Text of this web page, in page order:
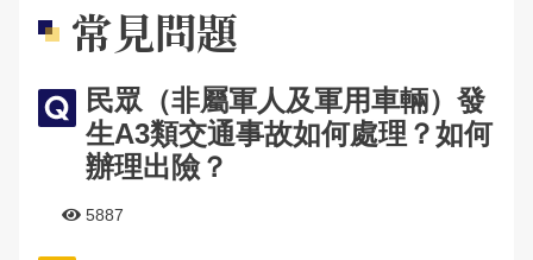
局長簡介
副局長簡介
歷任局長介紹
組織職掌
組織架構
業務職掌
所屬分局
聯絡方式
優良榮耀
警察故事館
各項宣導
活動訊息
人事公告
性侵高再犯公告
申辦服務
申辦資訊
線上申辦
常見問題
相關法規
統計資訊
主題宣導
犯罪預防專區
犯罪預防
反詐騙專區
交通安全專區
彰化縣即時路況資訊服務網
防空避難專區
民意廣場
局長信箱
交通違規
影音出版品
活動相簿
政府資訊公開
常見問題
民眾（非屬軍人及軍用車輛）發
生A3類交通事故如何處理？如何
辦理出險？
5887